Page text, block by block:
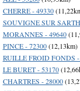
CHERRE - 49330
SOUVIGNE SUR
MORANNES - 49640
PINCE - 72300(12,13km)
RUILLE FROID FONDS -
LE BURET - 53170
CHARTRES - 28000